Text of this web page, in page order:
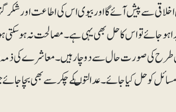
سے پیش آئے گا اور بیوی اس کی اطاعت اور
ہو جائے تو اس کا حل بھی یہی ہے۔ مصالحت نہ ہو
طرح کی صورت حال سے دوچار ہیں۔ معاشرے کی ذمہ
کو حل کیا جائے۔ عدالتوںکے چکر سے بھی بچا جائے جو